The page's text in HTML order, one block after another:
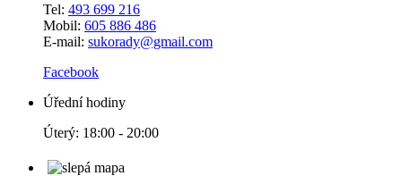
Tel: 493 699 216
Mobil: 605 886 486
E-mail: sukorady@gmail.com
Facebook
Úřední hodiny
Úterý: 18:00 - 20:00